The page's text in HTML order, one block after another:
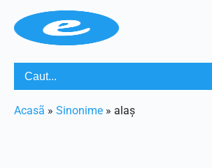
Acasã » Sinonime » alaș